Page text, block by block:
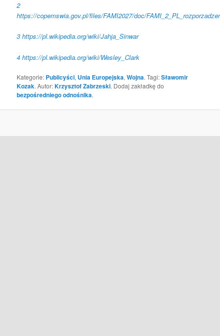
2
https://copemswia.gov.pl/files/FAMI2027/doc/
3 https://pl.wikipedia.org/wiki/Jahja_Sinwar
4 https://pl.wikipedia.org/wiki/Wesley_Clark
Kategorie: Publicyści, Unia Europejska,Wojna. Tagi:Sławomir
Kozak. Autor:Krzysztof Zabrzeski. Dodaj zakładkę do
bezpośredniego odnośnika.